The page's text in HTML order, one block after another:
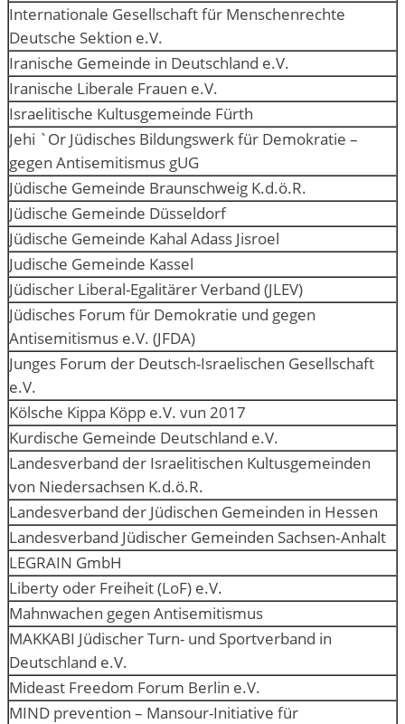
Internationale Gesellschaft für Menschenrechte
Deutsche Sektion e.V.
Iranische Gemeinde in Deutschland e.V.
Iranische Liberale Frauen e.V.
Israelitische Kultusgemeinde Fürth
Jehi `Or Jüdisches Bildungswerk für Demokratie –
gegen Antisemitismus gUG
Jüdische Gemeinde Braunschweig K.d.ö.R.
Jüdische Gemeinde Düsseldorf
Jüdische Gemeinde Kahal Adass Jisroel
Judische Gemeinde Kassel
Jüdischer Liberal-Egalitärer Verband (JLEV)
Jüdisches Forum für Demokratie und gegen
Antisemitismus e.V. (JFDA)
Junges Forum der Deutsch-Israelischen Gesellschaft
e.V.
Kölsche Kippa Köpp e.V. vun 2017
Kurdische Gemeinde Deutschland e.V.
Landesverband der Israelitischen Kultusgemeinden
von Niedersachsen K.d.ö.R.
Landesverband der Jüdischen Gemeinden in Hessen
Landesverband Jüdischer Gemeinden Sachsen‑Anhalt
LEGRAIN GmbH
Liberty oder Freiheit (LoF) e.V.
Mahnwachen gegen Antisemitismus
MAKKABI Jüdischer Turn- und Sportverband in
Deutschland e.V.
Mideast Freedom Forum Berlin e.V.
MIND prevention – Mansour-Initiative für